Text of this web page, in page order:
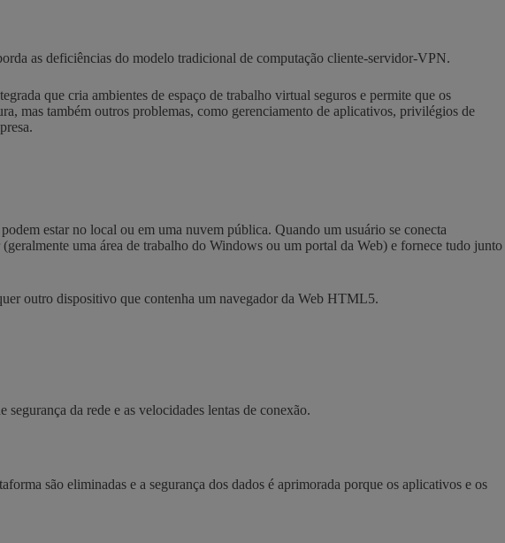
as deficiências do modelo tradicional de computação cliente-servidor-VPN.
que cria ambientes de espaço de trabalho virtual seguros e permite que os
mas também outros problemas, como gerenciamento de aplicativos, privilégios de
estar no local ou em uma nuvem pública. Quando um usuário se conecta
uma área de trabalho do Windows ou um portal da Web) e fornece tudo junto
outro dispositivo que contenha um navegador da Web HTML5.
da rede e as velocidades lentas de conexão.
são eliminadas e a segurança dos dados é aprimorada porque os aplicativos e os